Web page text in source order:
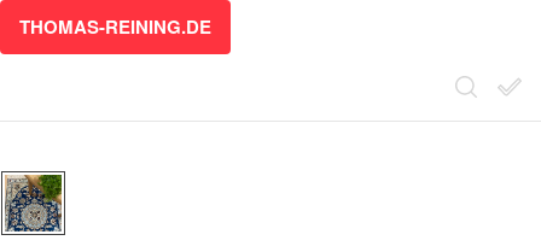
THOMAS-REINING.DE